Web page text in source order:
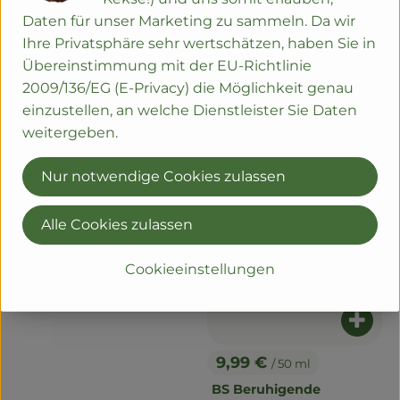
, Preis:
11,49 €/ 50 ml
Produkt zum Warenkorb
, Preis:
9,99 € / 50 ml
BS Beruhigende
Daten für unser Marketing zu sammeln. Da wir
Ihre Privatsphäre sehr wertschätzen, haben Sie in
Übereinstimmung mit der EU-Richtlinie
2009/136/EG (E-Privacy) die Möglichkeit genau
einzustellen, an welche Dienstleister Sie Daten
weitergeben.
Cookieeinstellungen
Nur notwendige Cookies zulassen
Alle Cookies zulassen